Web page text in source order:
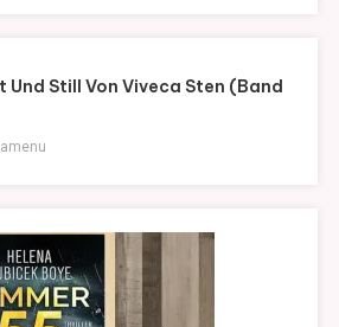
Und Still Von Viveca Sten (Band